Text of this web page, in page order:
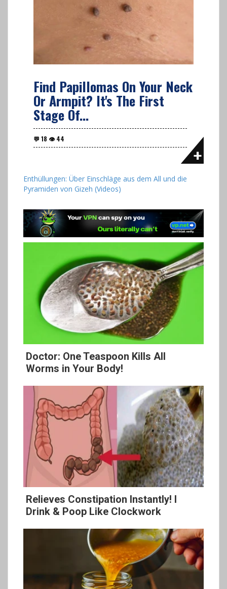
Find Papillomas On Your Neck
Or Armpit? It's The First
Stage Of...
Enthüllungen: Über Einschläge aus dem All und die
Pyramiden von Gizeh (Videos)
Doctor: One Teaspoon Kills All
Worms in Your Body!
Relieves Constipation Instantly! I
Drink & Poop Like Clockwork